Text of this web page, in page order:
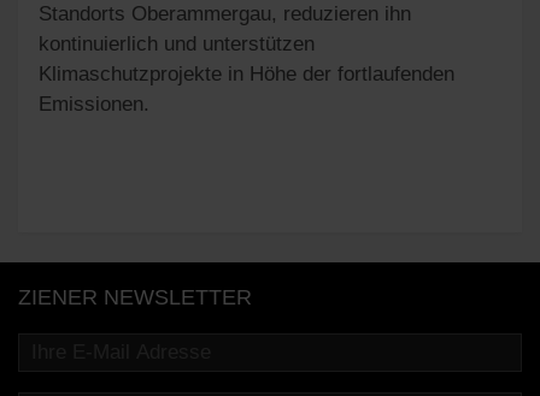
Standorts Oberammergau, reduzieren ihn
kontinuierlich und unterstützen
Klimaschutzprojekte in Höhe der fortlaufenden
Emissionen.
ZIENER NEWSLETTER